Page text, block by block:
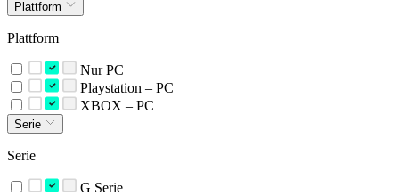
Plattform
Plattform
Nur PC
Playstation – PC
XBOX – PC
Serie
Serie
G Serie